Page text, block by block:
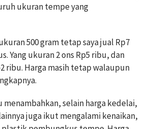
ukuran tempe yang
500 gram tetap saya jual Rp7
Yang ukuran 2 ons Rp5 ribu, dan
ribu. Harga masih tetap walaupun
menambahkan, selain harga kedelai,
juga ikut mengalami kenaikan,